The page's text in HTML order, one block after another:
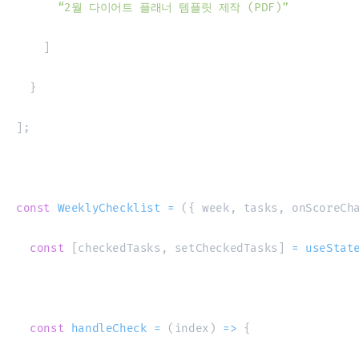
“2월 다이어트 플래너 템플릿 제작 (PDF)”
}
;
const WeeklyChecklist = ( { week , tasks ,
const checkedTasks , setCheckedTasks =
const handleCheck = ( index ) => {